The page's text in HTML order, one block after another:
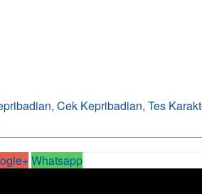
Cek Kepribadian, Tes
Whatsapp